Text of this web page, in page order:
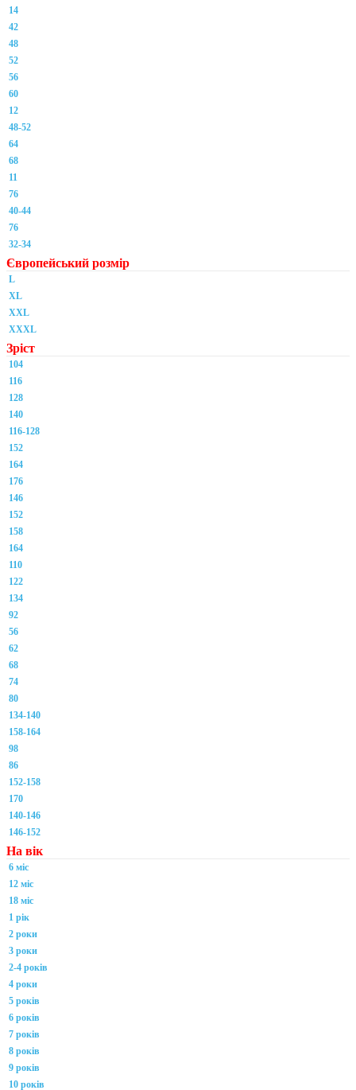
14
42
48
52
56
60
12
48-52
64
68
11
76
40-44
76
32-34
Європейський розмір
L
XL
XXL
XXXL
Зріст
104
116
128
140
116-128
152
164
176
146
152
158
164
110
122
134
92
56
62
68
74
80
134-140
158-164
98
86
152-158
170
140-146
146-152
На вік
6 міс
12 міс
18 міс
1 рік
2 роки
3 роки
2-4 років
4 роки
5 років
6 років
7 років
8 років
9 років
10 років